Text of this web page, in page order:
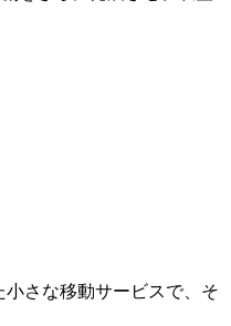
さな移動サービスで、そ